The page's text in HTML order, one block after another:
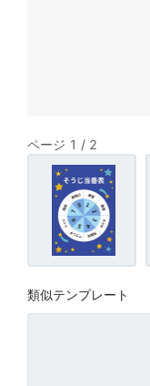
ページ 1 / 2
類似テンプレート